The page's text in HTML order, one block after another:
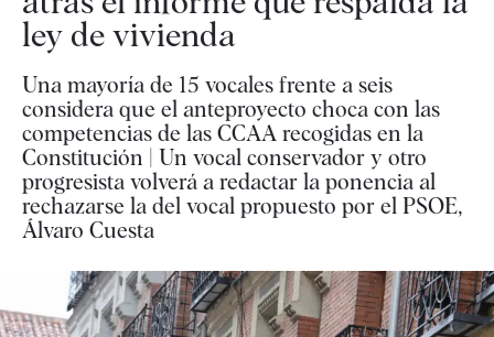
ley de vivienda
Una mayoría de 15 vocales frente a seis
considera que el anteproyecto choca con las
competencias de las CCAA recogidas en la
Constitución | Un vocal conservador y otro
progresista volverá a redactar la ponencia al
rechazarse la del vocal propuesto por el PSOE,
Álvaro Cuesta